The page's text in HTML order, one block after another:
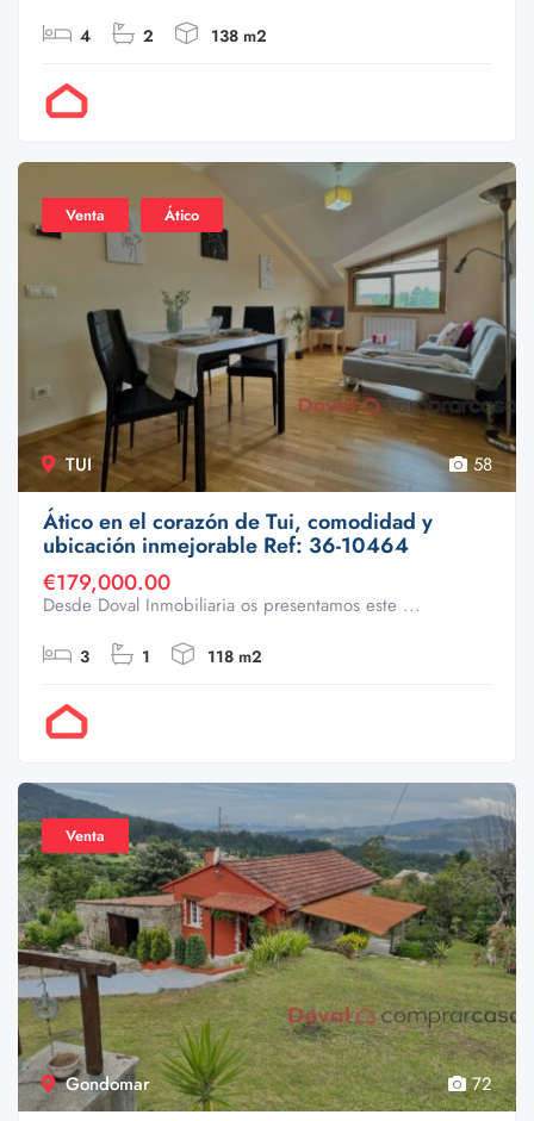
4 2 138 m2
TUI
Venta Ático
58
Ático en el corazón de Tui, comodidad y
ubicación inmejorable Ref: 36-10464
€179,000.00
Desde Doval Inmobiliaria os presentamos este ...
3 1 118 m2
Gondomar
Venta
72